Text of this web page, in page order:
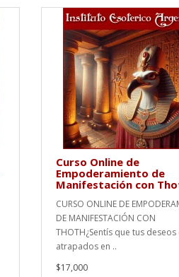
Curso Online de
Empoderamiento de
Manifestación con
CURSO ONLINE DE
DE MANIFESTACIÓN CON
THOTH¿Sentís que tus
atrapados en ..
$17,000